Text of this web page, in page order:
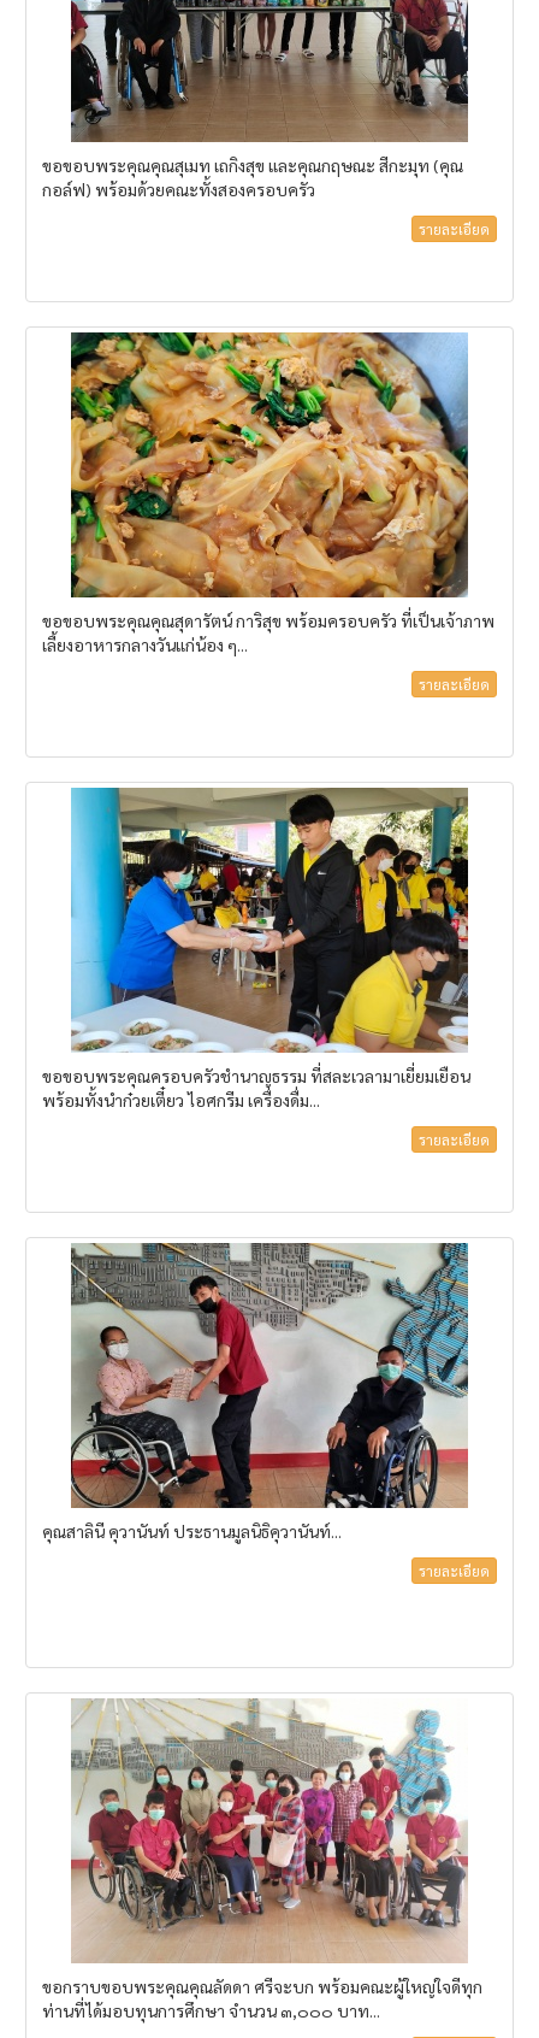
ขอขอบพระคุณคุณสุเมท เถกิงสุข และคุณกฤษณะ สีกะมุท (คุณ
กอล์ฟ) พร้อมด้วยคณะทั้งสองครอบครัว
รายละเอียด
ขอขอบพระคุณคุณสุดารัตน์ การิสุข พร้อมครอบครัว ที่เป็นเจ้าภาพ
เลี้ยงอาหารกลางวันแก่น้อง ๆ...
รายละเอียด
ขอขอบพระคุณครอบครัวชำนาญธรรม ที่สละเวลามาเยี่ยมเยือน
พร้อมทั้งนำก๋วยเตี๋ยว ไอศกรีม เครื่องดื่ม...
รายละเอียด
คุณสาลินี คุวานันท์ ประธานมูลนิธิคุวานันท์...
รายละเอียด
ขอกราบขอบพระคุณคุณลัดดา ศรีจะบก พร้อมคณะผู้ใหญ่ใจดีทุก
ท่านที่ได้มอบทุนการศึกษา จำนวน ๓,๐๐๐ บาท...